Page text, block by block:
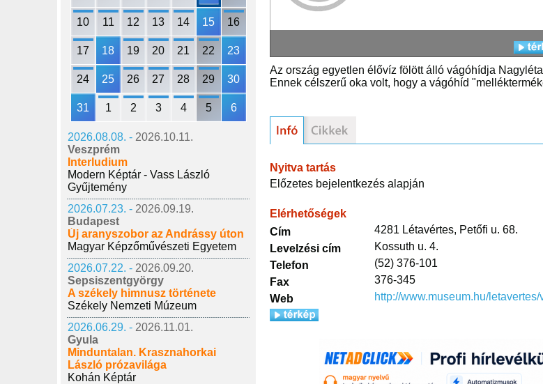
10 11 12 13 14 15 16
17 18 19 20 21 22 23
24 25 26 27 28 29 30
31 1 2 3 4 5 6
2026.08.08. - 2026.10.11.
Veszprém
Interludium
Modern Képtár - Vass László
Gyűjtemény
2026.07.23. - 2026.09.19.
Budapest
Új aranyszobor az Andrássy úton
Magyar Képzőművészeti Egyetem
2026.07.22. - 2026.09.20.
Sepsiszentgyörgy
A székely himnusz története
Székely Nemzeti Múzeum
2026.06.29. - 2026.11.01.
Gyula
Minduntalan. Krasznahorkai
László prózavilága
Kohán Képtár
Az ország egyetlen élővíz fölött álló vágóhídja
Ennek célszerű oka volt, hogy a vágóhíd
Nyitva tartás
Előzetes bejelentkezés alapján
Elérhetőségek
Cím
4281 Létavértes, Petőfi u. 68.
Levelzési cím
Kossuth u. 4.
Telefon
(52) 376-101
Fax
376-345
Web
http://www.museum.hu/